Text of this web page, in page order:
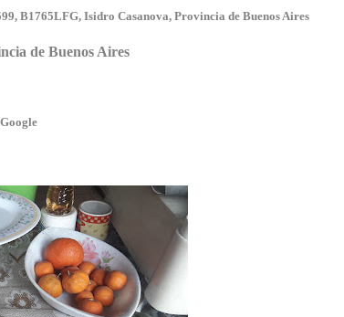
B1765LFG, Isidro Casanova, Provincia de Buenos Aires
de Buenos Aires